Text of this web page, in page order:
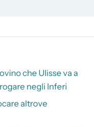
che Ulisse va a
negli Inferi
altrove